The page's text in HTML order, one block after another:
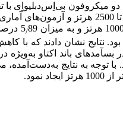
مورد آزمون قرار گرفتند. مقایسه نتایج در بازه بسآمدی
/
نتایج نشان دادند که با
باند اکتاو به‌ویژه
توجه به نتایج به‌دست‌آمده،